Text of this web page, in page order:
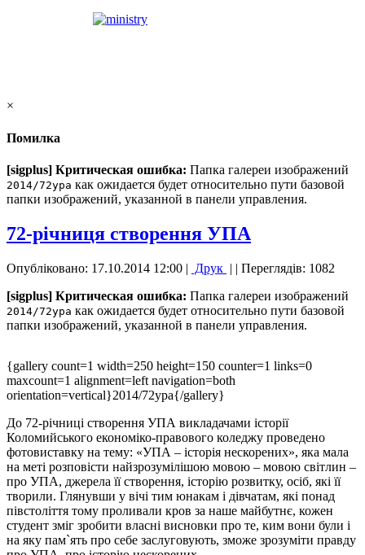
×
Помилка
[sigplus] Критическая ошибка: Папка галереи изображений
2014/72ypa как ожидается будет относительно пути базовой
папки изображений, указанной в панели управления.
72-річниця створення УПА
Опубліковано: 17.10.2014 12:00 | Друк | | Переглядів: 1082
[sigplus] Критическая ошибка: Папка галереи изображений
2014/72ypa как ожидается будет относительно пути базовой
папки изображений, указанной в панели управления.
{gallery count=1 width=250 height=150 counter=1 links=0
maxcount=1 alignment=left navigation=both
orientation=vertical}2014/72ypa{/gallery}
До 72-річниці створення УПА викладачами історії
Коломийського економіко-правового коледжу проведено
фотовиставку на тему: «УПА – історія нескорених», яка мала
на меті розповісти найзрозумілішою мовою – мовою світлин –
про УПА, джерела її створення, історію розвитку, осіб, які її
творили. Глянувши у вічі тим юнакам і дівчатам, які понад
півстоліття тому проливали кров за наше майбутнє, кожен
студент зміг зробити власні висновки про те, ким вони були і
на яку пам`ять про себе заслуговують, зможе зрозуміти правду